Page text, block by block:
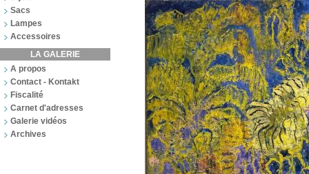
Sacs
Lampes
Accessoires
LA GALERIE
A propos
Contact - Kontakt
Fiscalité
Carnet d'adresses
Galerie vidéos
Archives